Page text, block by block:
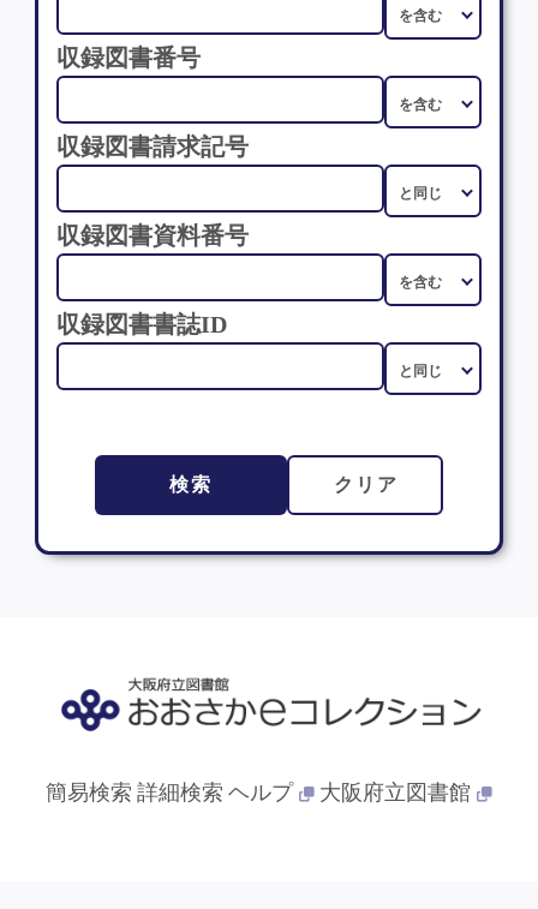
収録図書番号
収録図書請求記号
収録図書資料番号
収録図書書誌ID
検索 クリア
簡易検索 詳細検索 ヘルプ 大阪府立図書館